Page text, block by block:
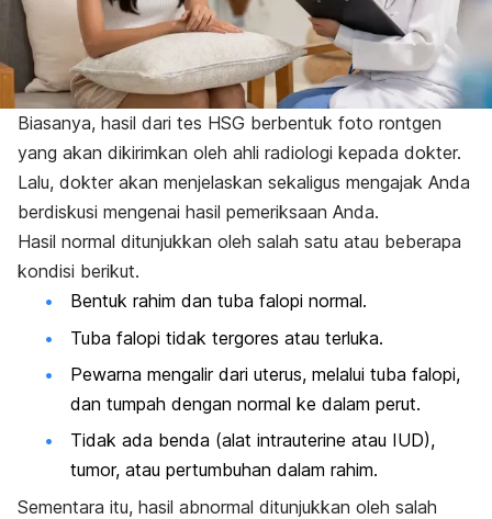
Biasanya, hasil dari tes HSG berbentuk foto rontgen
yang akan dikirimkan oleh ahli radiologi kepada dokter.
Lalu, dokter akan menjelaskan sekaligus mengajak Anda
berdiskusi mengenai hasil pemeriksaan Anda.
Hasil normal ditunjukkan oleh salah satu atau beberapa
kondisi berikut.
Bentuk rahim dan tuba falopi normal.
Tuba falopi tidak tergores atau terluka.
Pewarna mengalir dari uterus, melalui tuba falopi,
dan tumpah dengan normal ke dalam perut.
Tidak ada benda (alat intrauterine atau IUD),
tumor, atau pertumbuhan dalam rahim.
Sementara itu, hasil abnormal ditunjukkan oleh salah